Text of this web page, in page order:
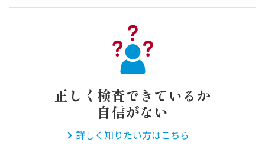
正しく検査できているか
自信がない
詳しく知りたい方はこちら